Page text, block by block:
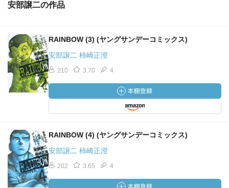
安部譲二の作品
RAINBOW (3) (ヤングサンデーコミックス)
安部譲二 柿崎正澄
210 3.70 4
RAINBOW (4) (ヤングサンデーコミックス)
安部譲二 柿崎正澄
202 3.65 4